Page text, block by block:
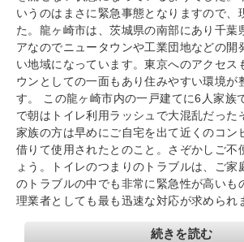
いうのはまさに緊急事態となりますので、
た。龍ヶ崎市は、茨城県の南部にあり千葉
アなのでニュータウンや工業団地などの開
い地域になっています。東京へのアクセス
ウンとしての一面もあり住みやすい環境が
す。 この龍ヶ崎市内の一戸建てに6人家族
で朝はトイレ利用ラッシュで大混乱だった
家族の方は早めにご自宅を出て近くのコン
借りて使用されたとのこと。さぞかしご不
ょう。トイレのつまりのトラブルは、ご家
のトラブルの中でも非常に緊急性が高いも
理業者としても最も迅速な対応が求められ
続きを読む